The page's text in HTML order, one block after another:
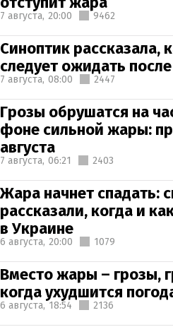
7 августа, 20:00 9462
Синоптик рассказала,
следует ожидать
7 августа, 08:00 2447
Грозы обрушатся на
фоне сильной жары:
августа
7 августа, 06:21 2403
Жара начнет спадать:
рассказали, когда и
в Украине
6 августа, 20:00 1079
Вместо жары – грозы,
когда ухудшится
6 августа, 18:54 2136